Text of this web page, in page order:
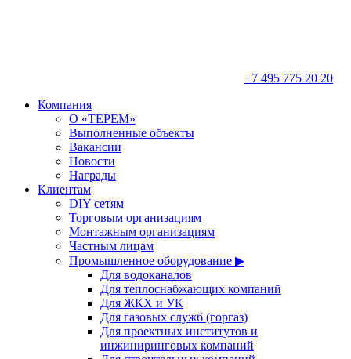
+7 495 775 20 20
Компания
О «ТЕРЕМ»
Выполненные объекты
Вакансии
Новости
Награды
Клиентам
DIY сетям
Торговым организациям
Монтажным организациям
Частным лицам
Промышленное оборудование ▶
Для водоканалов
Для теплоснабжающих компаний
Для ЖКХ и УК
Для газовых служб (горгаз)
Для проектных институтов и
инжиниринговых компаний